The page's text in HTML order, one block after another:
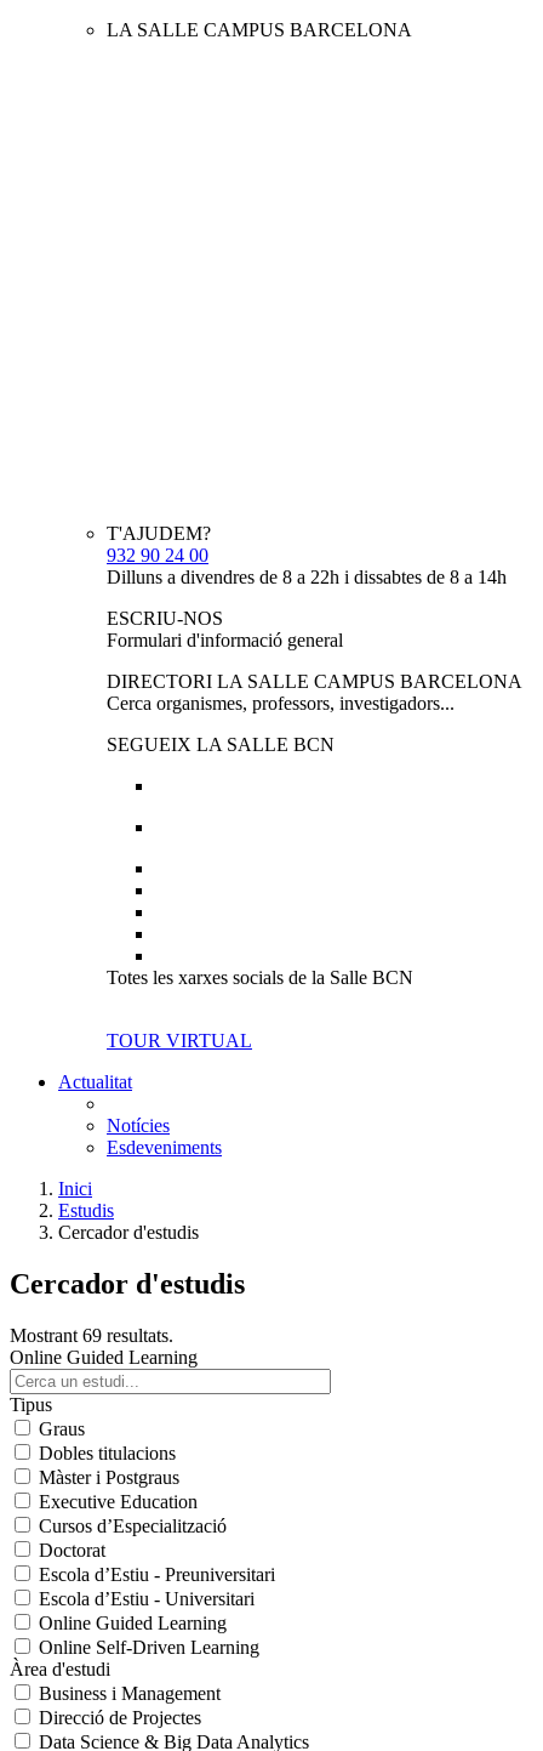
LA SALLE CAMPUS BARCELONA
T'AJUDEM?
932 90 24 00
Dilluns a divendres de 8 a 22h i dissabtes de 8 a 14h
ESCRIU-NOS
Formulari d'informació general
DIRECTORI LA SALLE CAMPUS BARCELONA
Cerca organismes, professors, investigadors...
SEGUEIX LA SALLE BCN
Totes les xarxes socials de la Salle BCN
TOUR VIRTUAL
Actualitat
Notícies
Esdeveniments
Inici
Estudis
Cercador d'estudis
Cercador d'estudis
Mostrant 69 resultats.
Online Guided Learning
Tipus
Graus
Dobles titulacions
Màster i Postgraus
Executive Education
Cursos d’Especialització
Doctorat
Escola d’Estiu - Preuniversitari
Escola d’Estiu - Universitari
Online Guided Learning
Online Self-Driven Learning
Àrea d'estudi
Business i Management
Direcció de Projectes
Data Science & Big Data Analytics